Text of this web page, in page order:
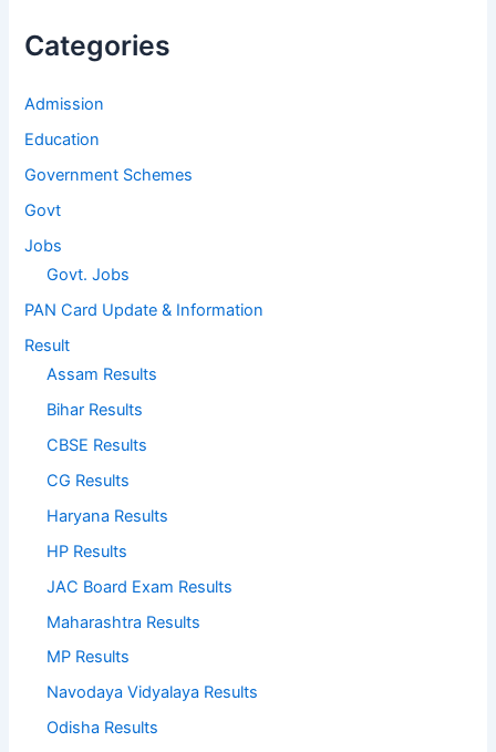
Categories
Admission
Education
Government Schemes
Govt
Jobs
Govt. Jobs
PAN Card Update & Information
Result
Assam Results
Bihar Results
CBSE Results
CG Results
Haryana Results
HP Results
JAC Board Exam Results
Maharashtra Results
MP Results
Navodaya Vidyalaya Results
Odisha Results